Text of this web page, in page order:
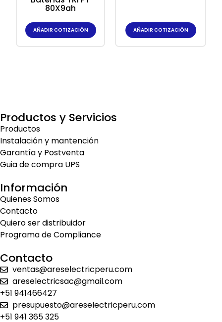
80X9ah
AÑADIR COTIZACIÓN AÑADIR COTIZACIÓN
Productos y Servicios
Productos
Instalación y mantención
Garantía y Postventa
Guia de compra UPS
Información
Quienes Somos
Contacto
Quiero ser distribuidor
Programa de Compliance
Contacto
ventas@areselectricperu.com
areselectricsac@gmail.com
+51 941466427
presupuesto@areselectricperu.com
+51 941 365 325